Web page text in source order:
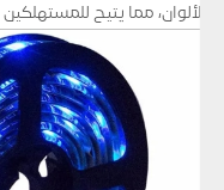
الألوان، مما يتيح